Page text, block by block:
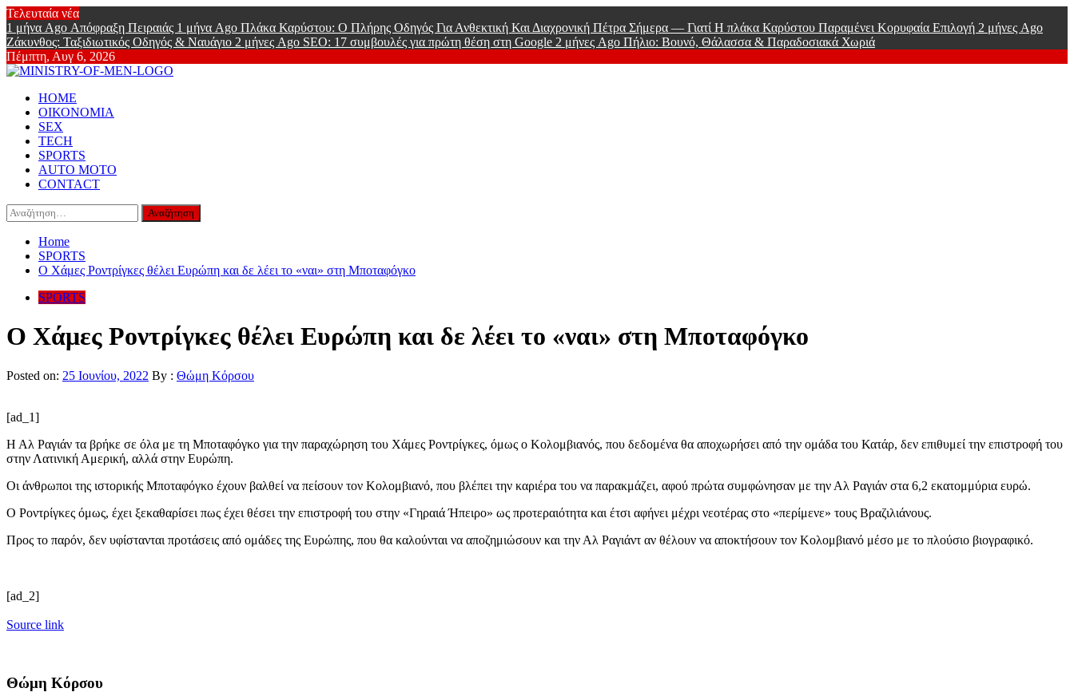
Skip
to
content
Τελευταία νέα
1 μήνα Ago Απόφραξη Πειραιάς 1 μήνα Ago Πλάκα Καρύστου: Ο Πλήρης Οδηγός Για Ανθεκτική Και Διαχρονική Πέτρα Σήμερα — Γιατί Η πλάκα Καρύστου Παραμένει Κορυφαία Επιλογή 2 μήνες Ago
Ζάκυνθος: Ταξιδιωτικός Οδηγός & Ναυάγιο 2 μήνες Ago SEO: 17 συμβουλές για πρώτη θέση στη Google 2 μήνες Ago Πήλιο: Βουνό, Θάλασσα & Παραδοσιακά Χωριά
Πέμπτη, Αυγ 6, 2026
Online Lifestyle περιοδικό για Aνδρες
Primary
Menu
HOME
ΟΙΚΟΝΟΜΙΑ
SEX
TECH
SPORTS
AUTO MOTO
CONTACT
Αναζήτηση
για:
Home
SPORTS
Ο Χάμες Ροντρίγκες θέλει Ευρώπη και δε λέει το «ναι» στη Μποταφόγκο
SPORTS
Ο Χάμες Ροντρίγκες θέλει Ευρώπη και δε λέει το «ναι» στη Μποταφόγκο
Posted on: 25 Ιουνίου, 2022 By : Θώμη Κόρσου
[ad_1]
Η Αλ Ραγιάν τα βρήκε σε όλα με τη Μποταφόγκο για την παραχώρηση του Χάμες Ροντρίγκες, όμως ο Κολομβιανός, που δεδομένα θα αποχωρήσει από την ομάδα του Κατάρ, δεν επιθυμεί την επιστροφή του
στην Λατινική Αμερική, αλλά στην Ευρώπη.
Οι άνθρωποι της ιστορικής Μποταφόγκο έχουν βαλθεί να πείσουν τον Κολομβιανό, που βλέπει την καριέρα του να παρακμάζει, αφού πρώτα συμφώνησαν με την Αλ Ραγιάν στα 6,2 εκατομμύρια ευρώ.
Ο Ροντρίγκες όμως, έχει ξεκαθαρίσει πως έχει θέσει την επιστροφή του στην «Γηραιά Ήπειρο» ως προτεραιότητα και έτσι αφήνει μέχρι νεοτέρας στο «περίμενε» τους Βραζιλιάνους.
Προς το παρόν, δεν υφίστανται προτάσεις από ομάδες της Ευρώπης, που θα καλούνται να αποζημιώσουν και την Αλ Ραγιάντ αν θέλουν να αποκτήσουν τον Κολομβιανό μέσο με το πλούσιο βιογραφικό.
[ad_2]
Source link
Θώμη Κόρσου